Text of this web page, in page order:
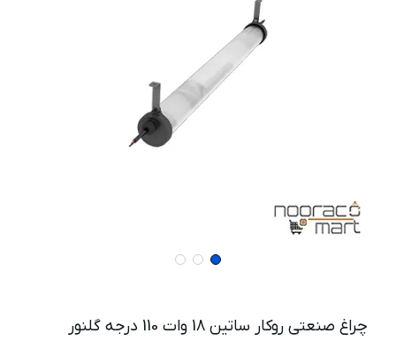
چراغ صنعتی روکار ساتین 18 وات 110 درجه گلنور